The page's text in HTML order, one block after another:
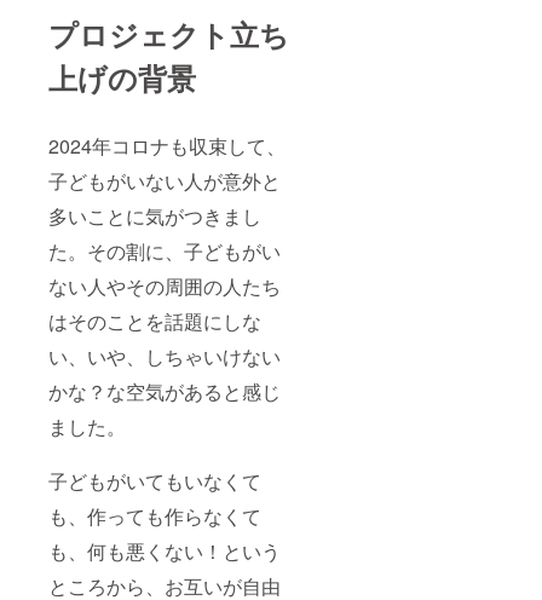
プロジェクト立ち
上げの背景
2024年コロナも収束して、
子どもがいない人が意外と
多いことに気がつきまし
た。その割に、子どもがい
ない人やその周囲の人たち
はそのことを話題にしな
い、いや、しちゃいけない
かな？な空気があると感じ
ました。
子どもがいてもいなくて
も、作っても作らなくて
も、何も悪くない！という
ところから、お互いが自由